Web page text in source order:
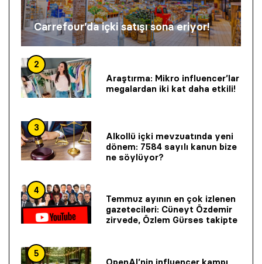
Carrefour’da içki satışı sona eriyor!
2
Araştırma: Mikro influencer’lar
megalardan iki kat daha etkili!
3
Alkollü içki mevzuatında yeni
dönem: 7584 sayılı kanun bize
ne söylüyor?
4
Temmuz ayının en çok izlenen
gazetecileri: Cüneyt Özdemir
zirvede, Özlem Gürses takipte
5
OpenAI’nin influencer kampı